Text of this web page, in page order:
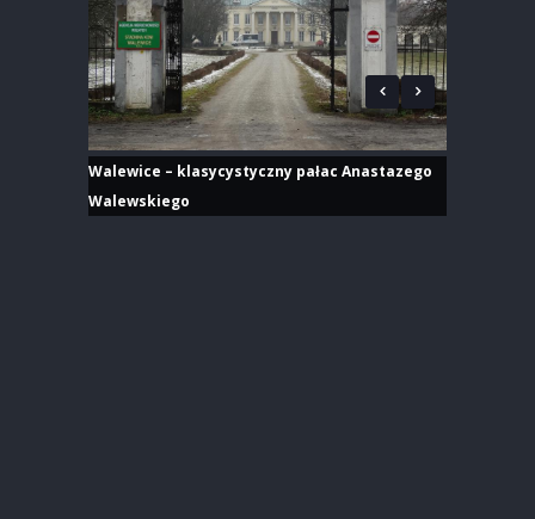
Walewice – klasycystyczny pałac Anastazego
Walewskiego